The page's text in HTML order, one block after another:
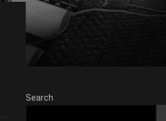
Search